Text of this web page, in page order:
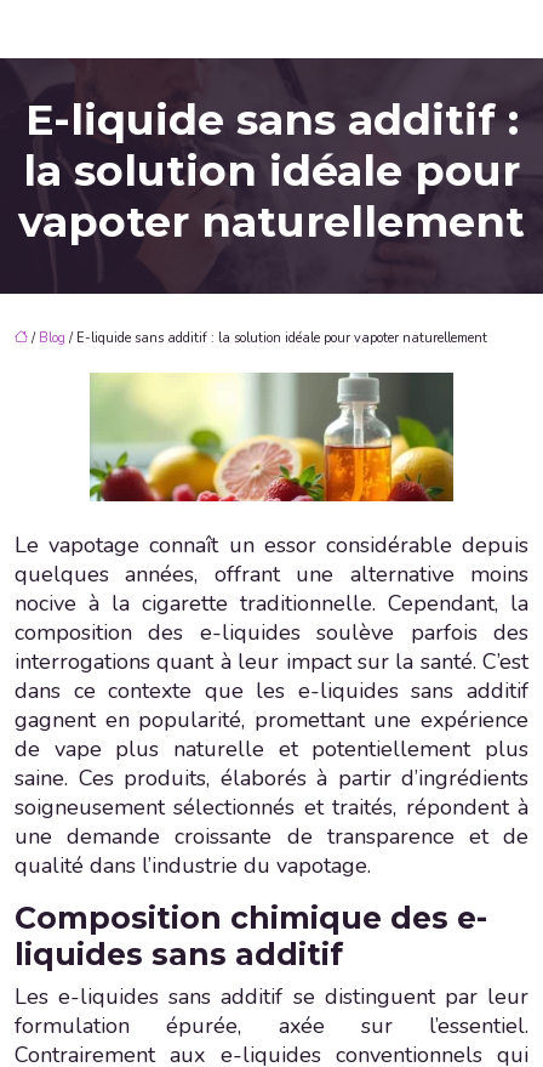
E-liquide sans additif :
la solution idéale pour
vapoter naturellement
/ Blog / E-liquide sans additif : la solution idéale pour vapoter naturellement
Le vapotage connaît un essor considérable depuis
quelques années, offrant une alternative moins
nocive à la cigarette traditionnelle. Cependant, la
composition des e-liquides soulève parfois des
interrogations quant à leur impact sur la santé. C’est
dans ce contexte que les e-liquides sans additif
gagnent en popularité, promettant une expérience
de vape plus naturelle et potentiellement plus
saine. Ces produits, élaborés à partir d’ingrédients
soigneusement sélectionnés et traités, répondent à
une demande croissante de transparence et de
qualité dans l’industrie du vapotage.
Composition chimique des e-
liquides sans additif
Les e-liquides sans additif se distinguent par leur
formulation épurée, axée sur l’essentiel.
Contrairement aux e-liquides conventionnels qui